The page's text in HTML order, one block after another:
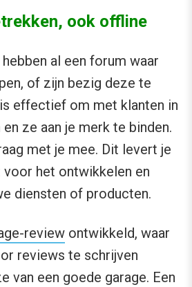
ook offline
al een forum waar
of zijn bezig deze te
effectief om met klanten in
ze aan je merk te binden.
met je mee. Dit levert je
het ontwikkelen en
diensten of producten.
review ontwikkeld, waar
reviews te schrijven
van een goede garage. Een